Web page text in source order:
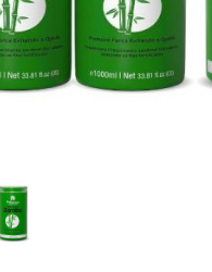
вопросы